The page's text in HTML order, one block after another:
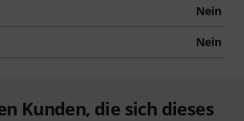
Nein
Nein
Kunden, die sich dieses